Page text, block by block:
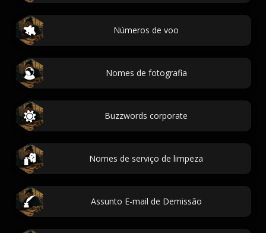
Números de voo
Nomes de fotografia
Buzzwords corporate
Nomes de serviço de limpeza
Assunto E-mail de Demissão